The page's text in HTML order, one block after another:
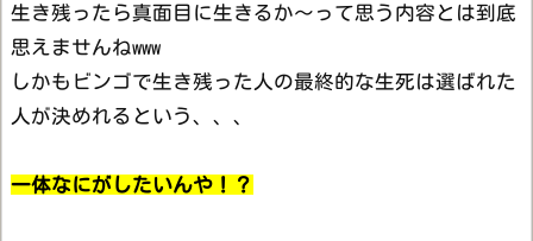
生き残ったら真面目に生きるか～って思う内容とは到底
思えませんねwww
しかもビンゴで生き残った人の最終的な生死は選ばれた
人が決めれるという、、、
一体なにがしたいんや！？